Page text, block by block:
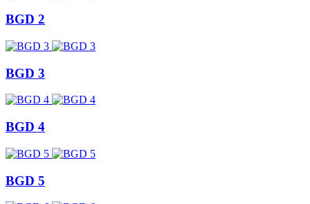
BGD 2
BGD 3
BGD 4
BGD 5